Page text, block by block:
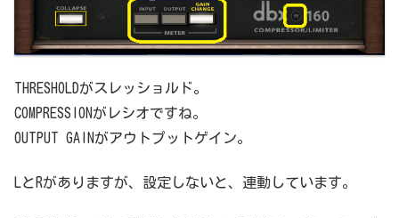
THRESHOLDがスレッショルド。
COMPRESSIONがレシオですね。
OUTPUT GAINがアウトプットゲイン。
LとRがありますが、設定しないと、連動しています。